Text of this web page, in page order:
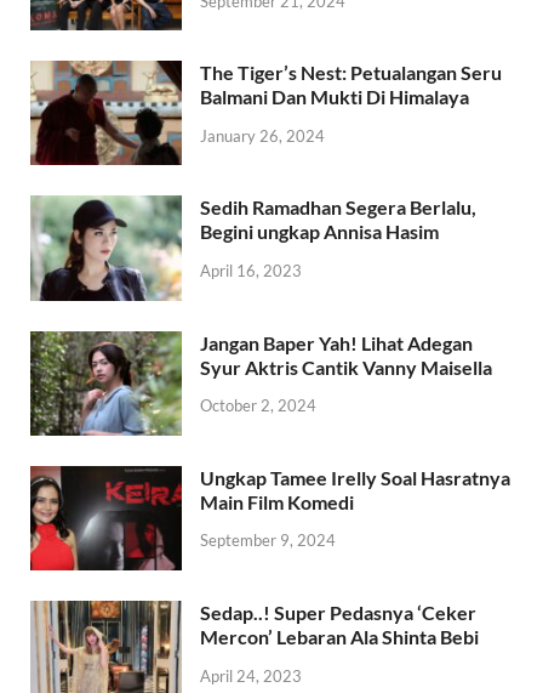
The Tiger’s Nest: Petualangan Seru
Balmani Dan Mukti Di Himalaya
January 26, 2024
Sedih Ramadhan Segera Berlalu,
Begini ungkap Annisa Hasim
April 16, 2023
Jangan Baper Yah! Lihat Adegan
Syur Aktris Cantik Vanny Maisella
October 2, 2024
Ungkap Tamee Irelly Soal Hasratnya
Main Film Komedi
September 9, 2024
Sedap..! Super Pedasnya ‘Ceker
Mercon’ Lebaran Ala Shinta Bebi
April 24, 2023